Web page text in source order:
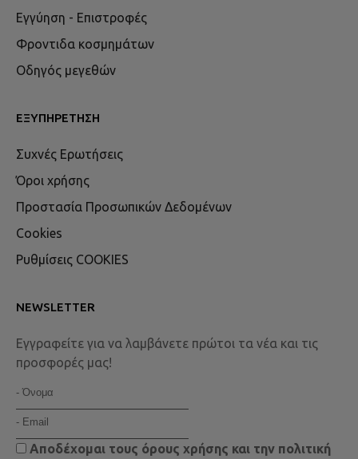
Εγγύηση - Επιστροφές
Φροντιδα κοσμημάτων
Οδηγός μεγεθών
ΕΞΥΠΗΡΈΤΗΣΗ
Συχνές Ερωτήσεις
Όροι χρήσης
Προστασία Προσωπικών Δεδομένων
Cookies
Ρυθμίσεις COOKIES
NEWSLETTER
Εγγραφείτε για να λαμβάνετε πρώτοι τα νέα και τις
προσφορές μας!
Αποδέχομαι τους όρους χρήσης και την πολιτική